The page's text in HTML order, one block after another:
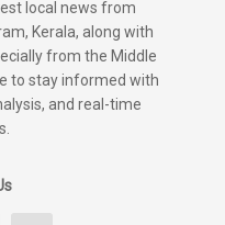
local news from
Kerala, along with
from the Middle
to stay informed with
and real-time